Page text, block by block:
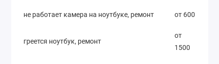
не работает камера на ноутбуке, ремонт от 600
греется ноутбук, ремонт
от
1500